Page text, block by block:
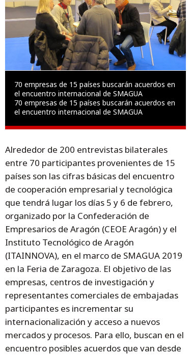
70 empresas de 15 países buscarán acuerdos en
el encuentro internacional de SMAGUA
70 empresas de 15 países buscarán acuerdos en
el encuentro internacional de SMAGUA
Alrededor de 200 entrevistas bilaterales
entre 70 participantes provenientes de 15
países son las cifras básicas del encuentro
de cooperación empresarial y tecnológica
que tendrá lugar los días 5 y 6 de febrero,
organizado por la Confederación de
Empresarios de Aragón (CEOE Aragón) y el
Instituto Tecnológico de Aragón
(ITAINNOVA), en el marco de SMAGUA 2019
en la Feria de Zaragoza. El objetivo de las
empresas, centros de investigación y
representantes comerciales de embajadas
participantes es incrementar su
internacionalización y acceso a nuevos
mercados y procesos. Para ello, buscan en el
encuentro posibles acuerdos que van desde